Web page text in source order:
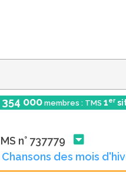
354 000 membres : TMS 1er
n° 737779
des mois